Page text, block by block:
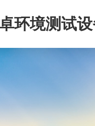
环境测试